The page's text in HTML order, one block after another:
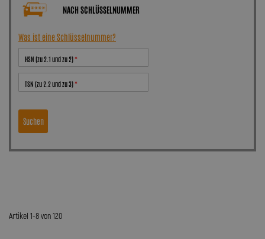
NACH SCHLÜSSELNUMMER
Was ist eine Schlüsselnummer?
HSN (zu 2.1 und zu 2)
TSN (zu 2.2 und zu 3)
Suchen
Artikel 1-8 von 120